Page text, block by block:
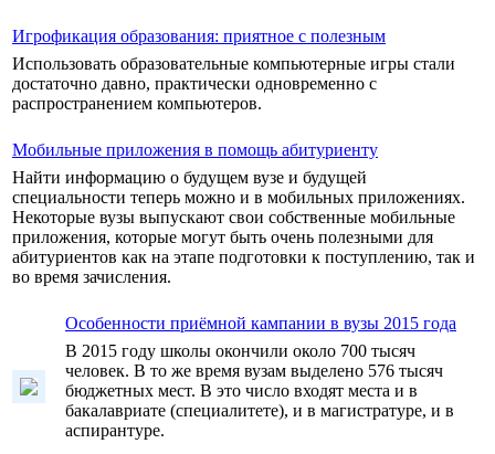
Игрофикация образования: приятное с полезным
Использовать образовательные компьютерные игры стали
достаточно давно, практически одновременно с
распространением компьютеров.
Мобильные приложения в помощь абитуриенту
Найти информацию о будущем вузе и будущей
специальности теперь можно и в мобильных приложениях.
Некоторые вузы выпускают свои собственные мобильные
приложения, которые могут быть очень полезными для
абитуриентов как на этапе подготовки к поступлению, так и
во время зачисления.
Особенности приёмной кампании в вузы 2015 года
В 2015 году школы окончили около 700 тысяч
человек. В то же время вузам выделено 576 тысяч
бюджетных мест. В это число входят места и в
бакалавриате (специалитете), и в магистратуре, и в
аспирантуре.